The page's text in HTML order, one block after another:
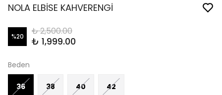
NOLA ELBİSE KAHVERENGİ
%20 ₺ 2,500.00
₺ 1,999.00
Beden
36 38 40 42